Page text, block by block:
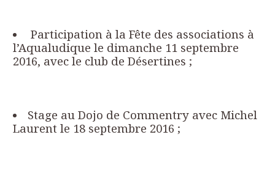
Participation à la Fête des associations à
l’Aqualudique le dimanche 11 septembre
2016, avec le club de Désertines ;
Stage au Dojo de Commentry avec Michel
Laurent le 18 septembre 2016 ;